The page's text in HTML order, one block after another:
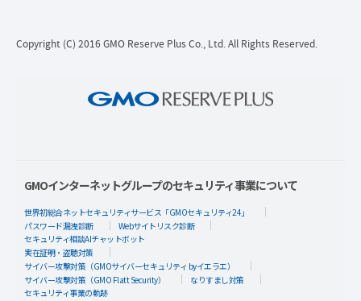
Copyright (C) 2016 GMO Reserve Plus Co., Ltd. All Rights Reserved.
GMOインターネットグループのセキュリティ事業について
世界初総合ネットセキュリティサービス「GMOセキュリティ24」
パスワード漏洩診断
Webサイトリスク診断
セキュリティ相談AIチャットボット
実在証明・盗聴対策
サイバー攻撃対策（GMOサイバーセキュリティ byイエラエ）
サイバー攻撃対策（GMO Flatt Security）
なりすまし対策
セキュリティ事業の軌跡